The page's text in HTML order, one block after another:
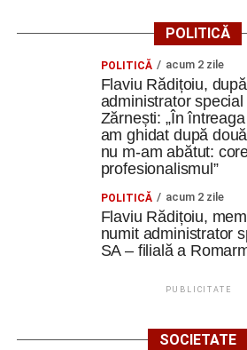
POLITICĂ
POLITICĂ acum 2 zile
Flaviu Rădițoiu,
administrator
Zărnești: „În
am ghidat după
nu m-am abătut:
profesionalismul”
POLITICĂ acum 2 zile
Flaviu Rădițoiu,
numit administrator
SA – filială a
PUBLICITATE
SOCIETATE